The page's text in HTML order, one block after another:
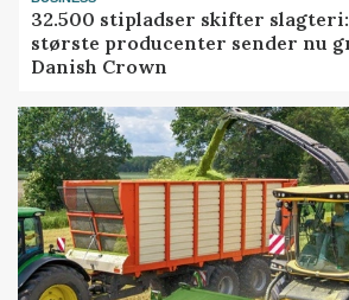
32.500 stipladser skifter
største producenter sender nu
Danish Crown